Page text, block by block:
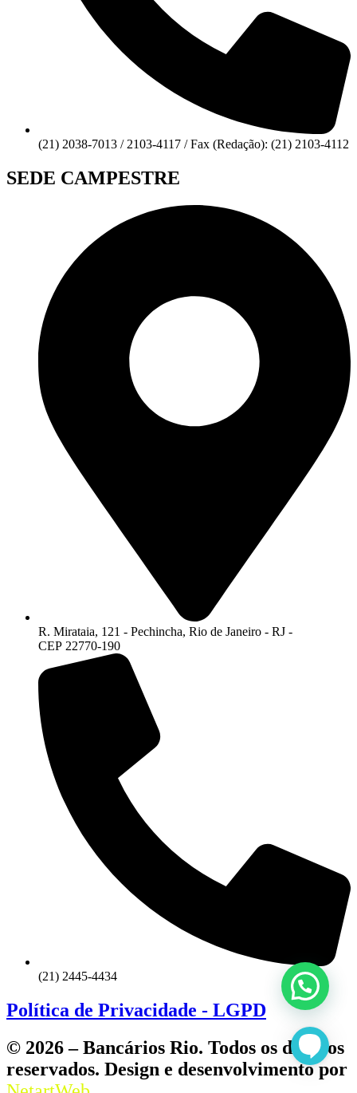
(21) 2038-7013 / 2103-4117 / Fax (Redação): (21) 2103-4112
SEDE CAMPESTRE
R. Mirataia, 121 - Pechincha, Rio de Janeiro - RJ -
CEP 22770-190
(21) 2445-4434
Política de Privacidade - LGPD
© 2026 – Bancários Rio. Todos os direitos
reservados. Design e desenvolvimento por